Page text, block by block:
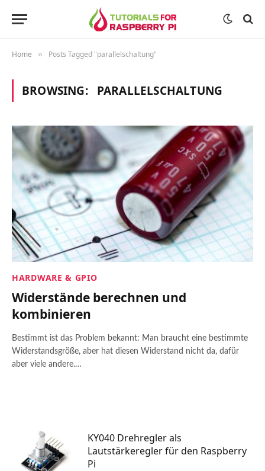
Home » Posts Tagged "parallelschaltung"
BROWSING: PARALLELSCHALTUNG
HARDWARE & GPIO
Widerstände berechnen und
kombinieren
Bestimmt ist das Problem bekannt: Man braucht eine bestimmte
Widerstandsgröße, aber hat diesen Widerstand nicht da, dafür
aber viele andere.…
KY040 Drehregler als
Lautstärkeregler für den Raspberry
Pi